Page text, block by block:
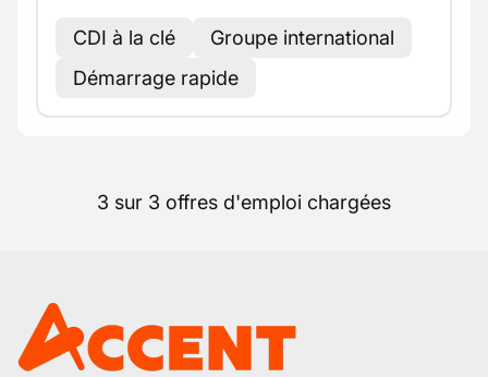
CDI à la clé
Groupe international
Démarrage rapide
3 sur 3 offres d'emploi chargées